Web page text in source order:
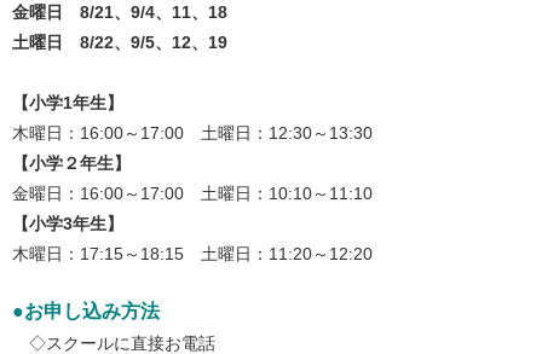
金曜日 8/21、9/4、11、18
土曜日 8/22、9/5、12、19
【小学1年生】
木曜日：16:00～17:00 土曜日：12:30～13:30
【小学２年生】
金曜日：16:00～17:00 土曜日：10:10～11:10
【小学3年生】
木曜日：17:15～18:15 土曜日：11:20～12:20
●お申し込み方法
◇スクールに直接お電話